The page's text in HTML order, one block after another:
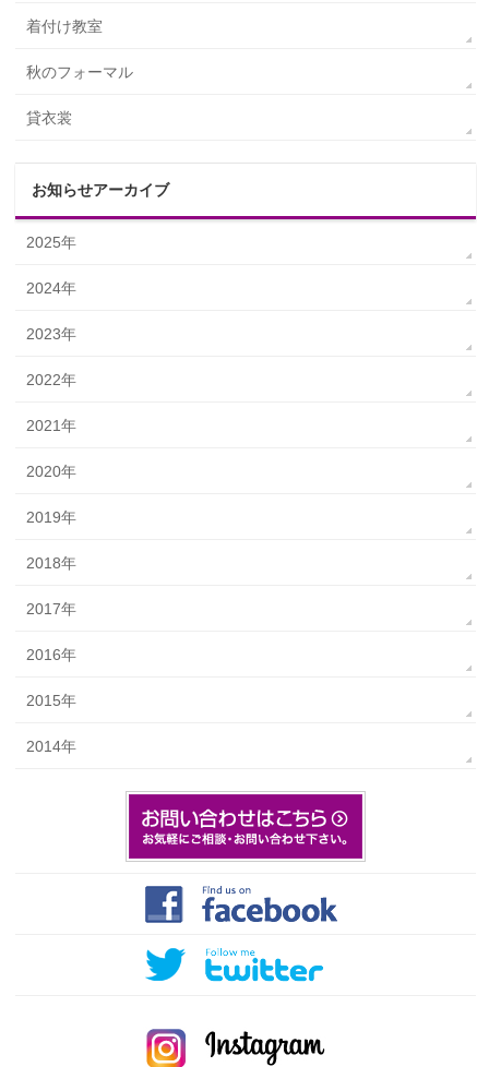
着付け教室
秋のフォーマル
貸衣裳
お知らせアーカイブ
2025年
2024年
2023年
2022年
2021年
2020年
2019年
2018年
2017年
2016年
2015年
2014年